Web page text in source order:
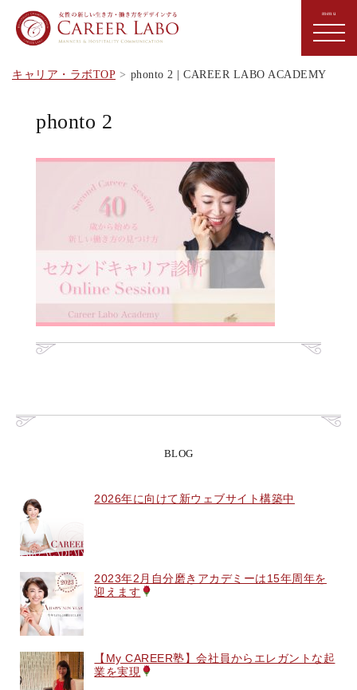
キャリア・ラボTOP phonto 2 | CAREER LABO ACADEMY
phonto 2
BLOG
2026年に向けて新ウェブサイト構築中
2023年2月自分磨きアカデミーは15年周年を
迎えます
【My CAREER塾】会社員からエレガントな起
業を実現